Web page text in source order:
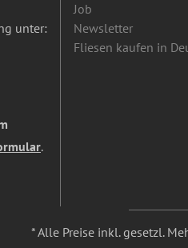
unter:
.
Job
Newsletter
Fliesen kaufen in
* Alle Preise inkl. gesetzl.